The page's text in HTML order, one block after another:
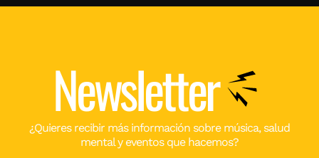
Newsletter
¿Quieres recibir más información sobre música, salud
mental y eventos que hacemos?